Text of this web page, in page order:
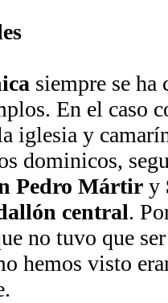
siempre se
En el caso
iglesia y
dominicos,
Pedro Mártir y
central.
no tuvo que
hemos visto